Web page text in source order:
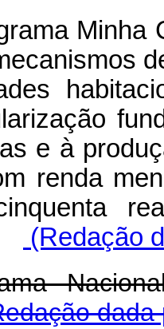
Minha
e à
renda
(Redação
dada